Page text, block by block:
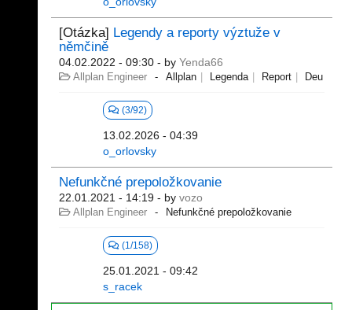
[Otázka] Legendy a reporty výztuže v
němčině
04.02.2022 - 09:30 - by Yenda66
Allplan Engineer Allplan Legenda Report Deu
(3/92)
13.02.2026 - 04:39
o_orlovsky
Nefunkčné prepoložkovanie
22.01.2021 - 14:19 - by vozo
Allplan Engineer Nefunkčné prepoložkovanie
(1/158)
25.01.2021 - 09:42
s_racek